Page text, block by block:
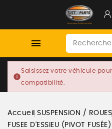

info
Saisissez votre véhicule
compatibilité.
Accueil SUSPENSION / ROUES
FUSEE D'ESSIEU (PIVOT FUSÉE)